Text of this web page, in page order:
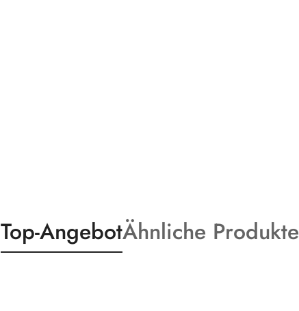
Statusprodukte:
Top-AngebotStatusprodukte:
Ähnliche Produkte